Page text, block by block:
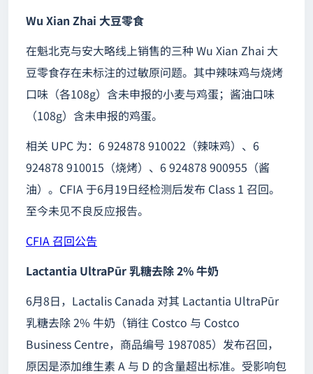
Wu Xian Zhai 大豆零食
在魁北克与安大略线上销售的三种 Wu Xian Zhai 大
豆零食存在未标注的过敏原问题。其中辣味鸡与烧烤
口味（各108g）含未申报的小麦与鸡蛋；酱油口味
（108g）含未申报的鸡蛋。
相关 UPC 为：6 924878 910022（辣味鸡）、6
924878 910015（烧烤）、6 924878 900955（酱
油）。CFIA 于6月19日经检测后发布 Class 1 召回。
至今未见不良反应报告。
CFIA 召回公告
Lactantia UltraPūr 乳糖去除 2% 牛奶
6月8日，Lactalis Canada 对其 Lactantia UltraPūr
乳糖去除 2% 牛奶（销往 Costco 与 Costco
Business Centre，商品编号 1987085）发布召回，
原因是添加维生素 A 与 D 的含量超出标准。受影响包